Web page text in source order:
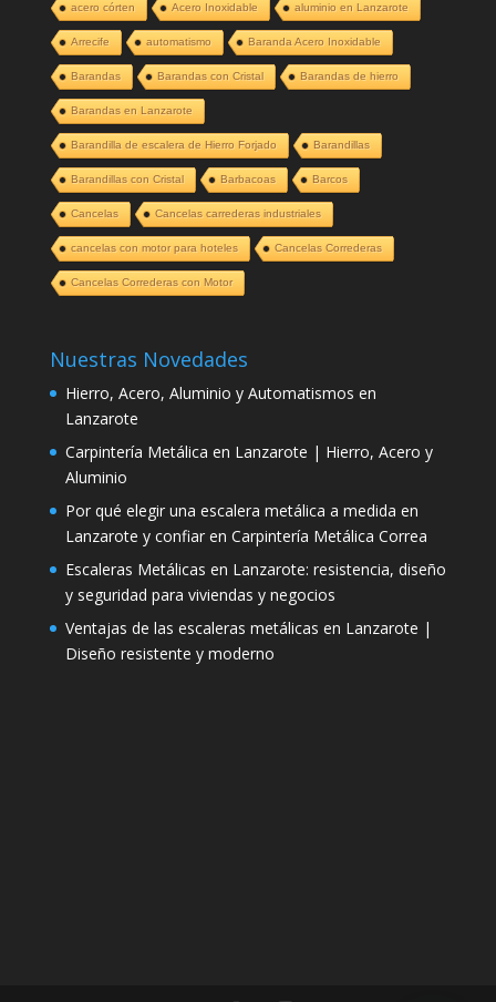
acero córten Acero Inoxidable aluminio en Lanzarote
Arrecife automatismo Baranda Acero Inoxidable
Barandas Barandas con Cristal Barandas de hierro
Barandas en Lanzarote
Barandilla de escalera de Hierro Forjado Barandillas
Barandillas con Cristal Barbacoas Barcos
Cancelas Cancelas carrederas industriales
cancelas con motor para hoteles Cancelas Correderas
Cancelas Correderas con Motor
Nuestras Novedades
Hierro, Acero, Aluminio y Automatismos en
Lanzarote
Carpintería Metálica en Lanzarote | Hierro, Acero y
Aluminio
Por qué elegir una escalera metálica a medida en
Lanzarote y confiar en Carpintería Metálica Correa
Escaleras Metálicas en Lanzarote: resistencia, diseño
y seguridad para viviendas y negocios
Ventajas de las escaleras metálicas en Lanzarote |
Diseño resistente y moderno